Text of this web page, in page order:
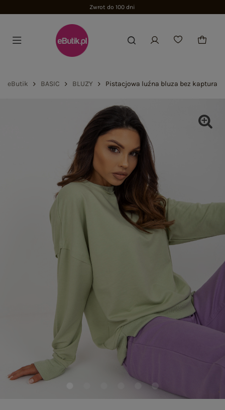
Zwrot do 100 dni
eButik BASIC BLUZY Pistacjowa luźna bluza bez kaptura